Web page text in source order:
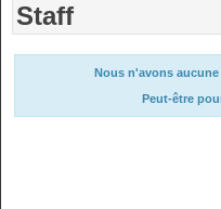
Staff
Nous n'avons
Peut-être